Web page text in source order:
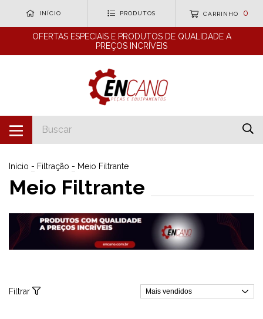
INÍCIO PRODUTOS CARRINHO 0
OFERTAS ESPECIAIS E PRODUTOS DE QUALIDADE A
PREÇOS INCRÍVEIS
Início - Filtração - Meio Filtrante
Meio Filtrante
Filtrar